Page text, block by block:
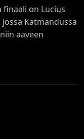
finaali on Lucius
Katmandussa
aaveen